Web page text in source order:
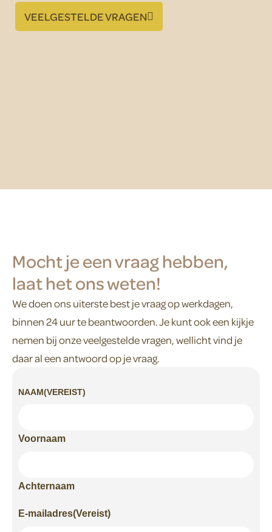
VEELGESTELDE VRAGEN
Mocht je een vraag hebben,
laat het ons weten!
We doen ons uiterste best je vraag op werkdagen,
binnen 24 uur te beantwoorden. Je kunt ook een kijkje
nemen bij onze veelgestelde vragen, wellicht vind je
daar al een antwoord op je vraag.
NAAM(VEREIST)
Voornaam
Achternaam
E-mailadres(Vereist)